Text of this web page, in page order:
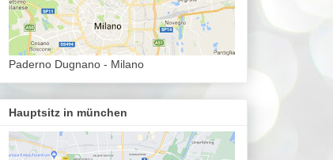
Paderno Dugnano - Milano
Hauptsitz in münchen